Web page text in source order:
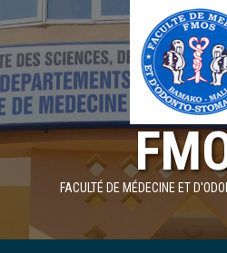
FACULTÉ DE MÉDECINE ET